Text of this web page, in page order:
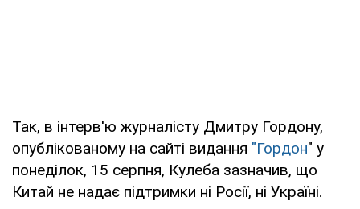
Так, в інтерв'ю журналісту Дмитру Гордону,
опублікованому на сайті видання "Гордон" у
понеділок, 15 серпня, Кулеба зазначив, що
Китай не надає підтримки ні Росії, ні Україні.